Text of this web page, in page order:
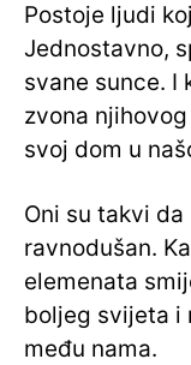
Postoje ljudi
Jednostavno,
svane sunce. I
zvona
svoj dom u
Oni su takvi
ravnodušan.
elemenata
boljeg svijeta i
među nama.